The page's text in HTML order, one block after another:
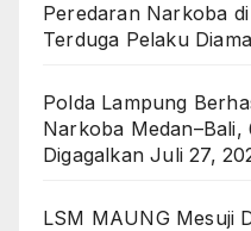
Peredaran Narkoba
Terduga Pelaku
Polda Lampung
Narkoba Medan–Bali,
Digagalkan Juli 27,
LSM MAUNG Mesuji